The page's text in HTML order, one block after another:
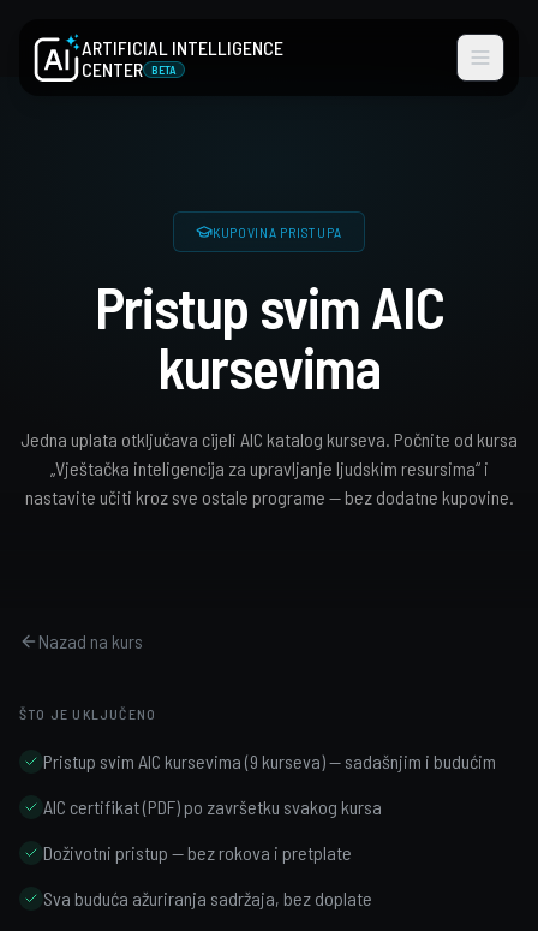
ARTIFICIAL INTELLIGENCE
CENTER BETA
KUPOVINA PRISTUPA
Pristup svim AIC
kursevima
Jedna uplata otključava cijeli AIC katalog kurseva. Počnite od kursa
„Vještačka inteligencija za upravljanje ljudskim resursima“ i
nastavite učiti kroz sve ostale programe — bez dodatne kupovine.
Nazad na kurs
ŠTO JE UKLJUČENO
Pristup svim AIC kursevima (9 kurseva) — sadašnjim i budućim
AIC certifikat (PDF) po završetku svakog kursa
Doživotni pristup — bez rokova i pretplate
Sva buduća ažuriranja sadržaja, bez doplate